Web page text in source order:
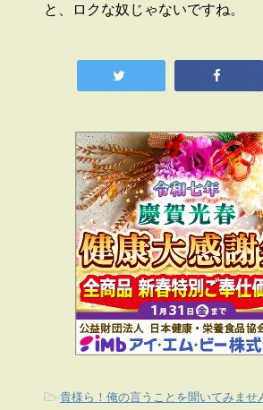
と、ロクな奴じゃないですね。
-貴様ら！俺の言うことを聞いてみませ